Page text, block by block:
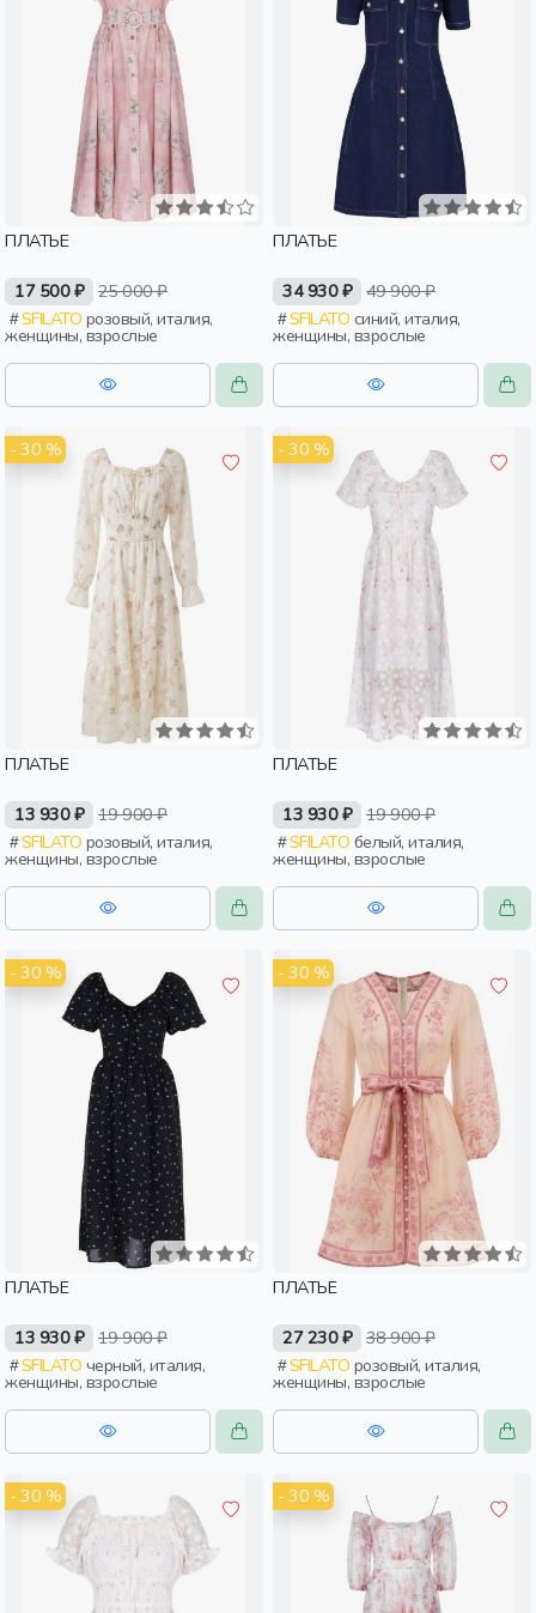
ПЛАТЬЕ
17 500 ₽ 25 000 ₽
SFILATO
женщины, взрослые
ПЛАТЬЕ
34 930 ₽ 49 900 ₽
SFILATO
женщины, взрослые
- 30 %
ПЛАТЬЕ
13 930 ₽ 19 900 ₽
SFILATO
женщины, взрослые
- 30 %
ПЛАТЬЕ
13 930 ₽ 19 900 ₽
SFILATO
женщины, взрослые
- 30 %
ПЛАТЬЕ
13 930 ₽ 19 900 ₽
SFILATO
женщины, взрослые
- 30 %
ПЛАТЬЕ
27 230 ₽ 38 900 ₽
SFILATO
женщины, взрослые
- 30 % - 30 %